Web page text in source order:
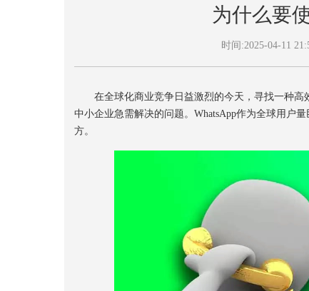
为什么要
时间:2025-04-11
在全球化商业竞争日益激烈的今天，寻找一种高
中小企业急需解决的问题。WhatsApp作为全球用户
方。